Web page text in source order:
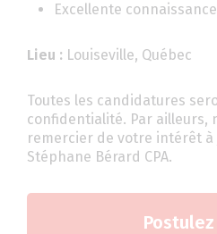
Excellente
Lieu : Louiseville, Québec
Toutes les candidatures
confidentialité. Par ailleurs,
remercier de votre intérêt à
Stéphane Bérard CPA.
Postulez